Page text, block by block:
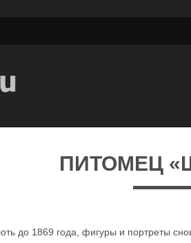
ПИТОМЕЦ
до 1869 года, фигуры и портреты